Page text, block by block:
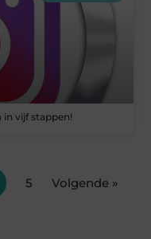
vijf stappen!
5 Volgende »